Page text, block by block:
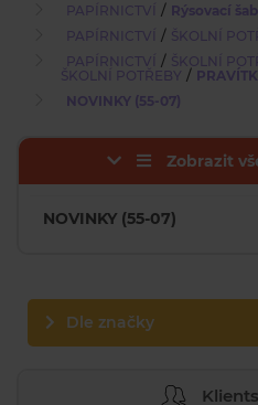
PAPÍRNICTVÍ / Rýsovací
PAPÍRNICTVÍ / ŠKOLNÍ
PAPÍRNICTVÍ / ŠKOLNÍ
ŠKOLNÍ POTŘEBY /
NOVINKY (55-07)
Zobrazit
NOVINKY (55-07)
Dle značky